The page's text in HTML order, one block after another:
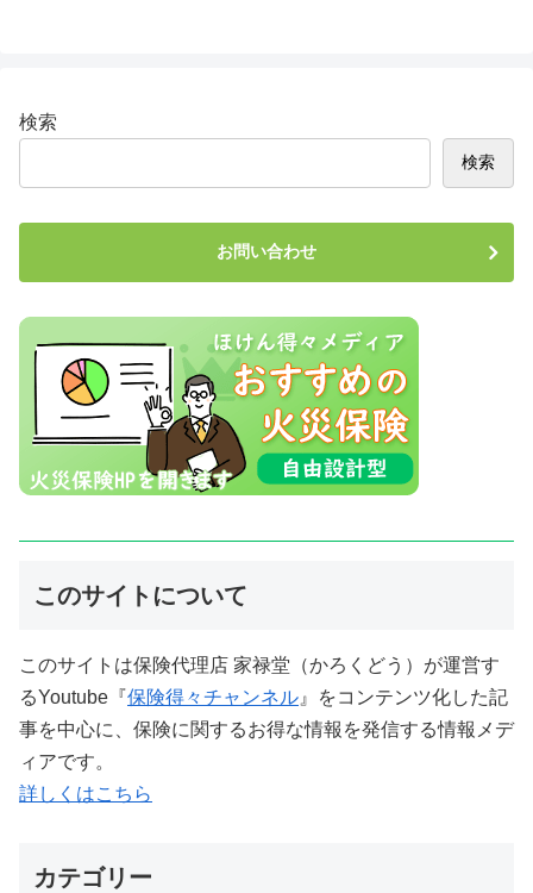
検索
検索
お問い合わせ
このサイトについて
このサイトは保険代理店 家禄堂（かろくどう）が運営す
るYoutube『保険得々チャンネル 』をコンテンツ化した記
事を中心に、保険に関するお得な情報を発信する情報メデ
ィアです。
詳しくはこちら
カテゴリー